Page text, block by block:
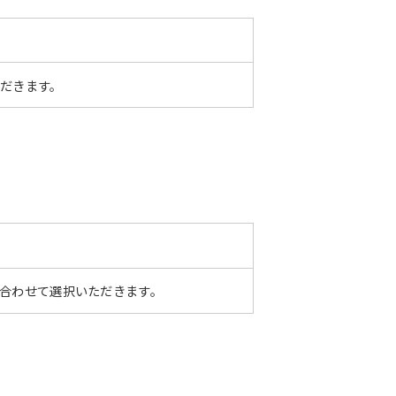
きます。
せて選択いただきます。